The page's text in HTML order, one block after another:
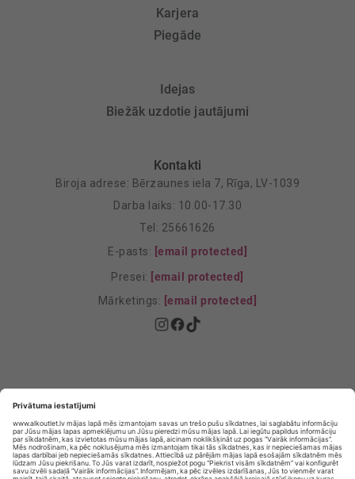
Karjera
Piegāde
Idejas
Biežāk uzdotie jautājumi
Kontakti
Biroja adrese: Bērzaunes iela 7, Rīga, LV-1039
Darba laiks: 10.00-17.30
Tel: 25661626
E-pasts: [email protected]
Presei: [email protected]
Mārketings: [email protected]
Privātuma Iestatījumi
E-veikala lietošanas noteikumi